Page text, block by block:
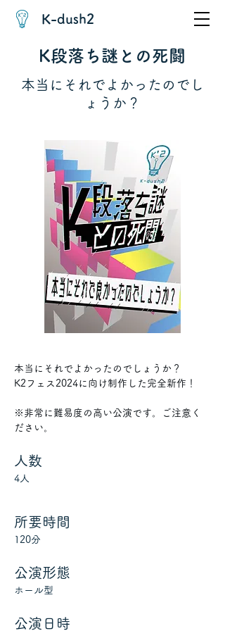
K-dush2
K段落ち謎との死闘
本当にそれでよかったのでし
ょうか？
本当にそれでよかったのでしょうか？
K2フェス2024に向け制作した完全新作！
※非常に難易度の高い公演です。ご注意く
ださい。
人数
4人
所要時間
120分
公演形態
ホール型
公演日時